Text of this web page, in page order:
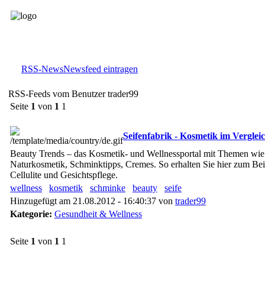
RSS-NewsNewsfeed eintragen
RSS-Feeds vom Benutzer trader99
Seite 1 von 1 1
Seifenfabrik - Kosmetik im
Beauty Trends – das Kosmetik- und Wellnessportal mit Themen
Naturkosmetik, Schminktipps, Cremes. So erhalten Sie hier zum
Cellulite und Gesichtspflege.
wellness
kosmetik schminke beauty
seife
Hinzugefügt am 21.08.2012 - 16:40:37 von trader99
Kategorie: Gesundheit & Wellness
Seite 1 von 1 1